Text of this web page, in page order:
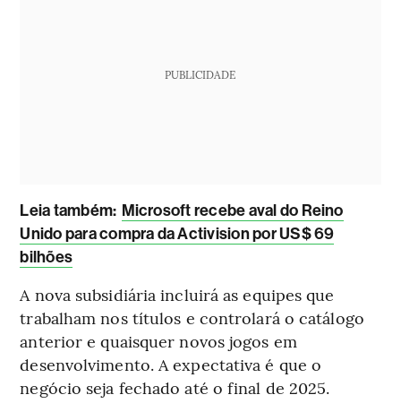
PUBLICIDADE
Leia também: Microsoft recebe aval do Reino
Unido para compra da Activision por US$ 69
bilhões
A nova subsidiária incluirá as equipes que
trabalham nos títulos e controlará o catálogo
anterior e quaisquer novos jogos em
desenvolvimento. A expectativa é que o
negócio seja fechado até o final de 2025.